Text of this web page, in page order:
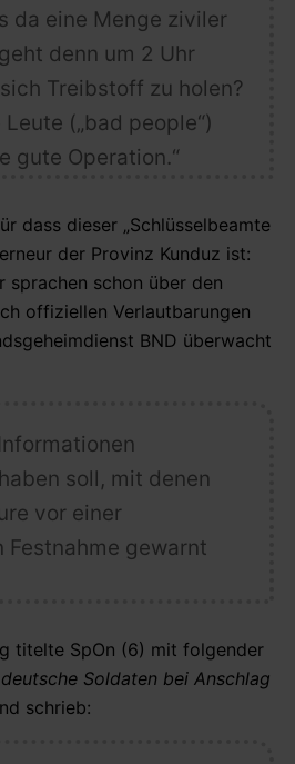
da eine Menge ziviler
denn um 2 Uhr
Treibstoff zu holen?
(„bad people“)
gute Operation.“
dass dieser „Schlüsselbeamte
der Provinz Kunduz ist:
sprachen schon über den
offiziellen Verlautbarungen
BND überwacht
soll, mit denen
vor einer
Festnahme gewarnt
titelte SpOn (6) mit folgender
deutsche Soldaten bei Anschlag
schrieb: